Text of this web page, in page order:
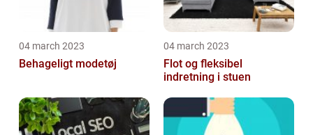
04 march 2023
Behageligt modetøj
04 march 2023
Flot og fleksibel
indretning i stuen